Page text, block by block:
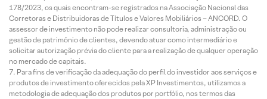
178/2023, os quais encontram-se registrados na Associação Nacional das
Corretoras e Distribuidoras de Títulos e Valores Mobiliários – ANCORD. O
assessor de investimento não pode realizar consultoria, administração ou
gestão de patrimônio de clientes, devendo atuar como intermediário e
solicitar autorização prévia do cliente para a realização de qualquer operação
no mercado de capitais.
Para fins de verificação da adequação do perfil do investidor aos serviços e
produtos de investimento oferecidos pela XP Investimentos, utilizamos a
metodologia de adequação dos produtos por portfólio, nos termos das